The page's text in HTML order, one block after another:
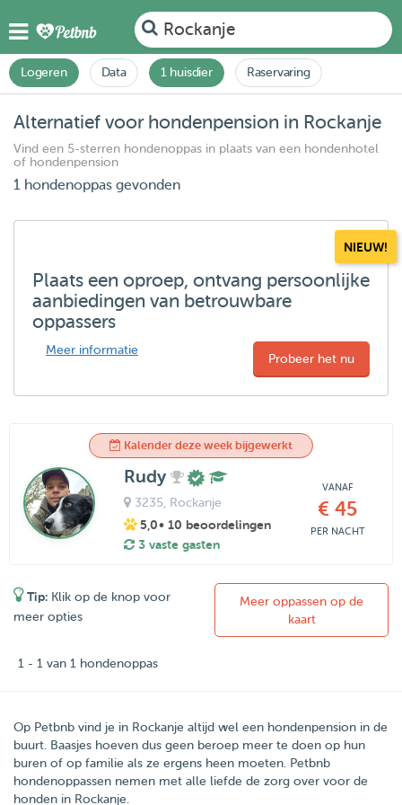
Rockanje
Logeren Data 1 huisdier Raservaring
Alternatief voor hondenpension in Rockanje
Vind een 5-sterren hondenoppas in plaats van een hondenhotel
of hondenpension
1 hondenoppas gevonden
NIEUW!
Plaats een oproep, ontvang persoonlijke
aanbiedingen van betrouwbare
oppassers
Meer informatie
Probeer het nu
Kalender deze week bijgewerkt
Rudy
3235, Rockanje
5,0• 10 beoordelingen
3 vaste gasten
VANAF
€ 45
PER NACHT
Tip: Klik op de knop voor
meer opties
Meer oppassen op de
kaart
1 - 1 van 1 hondenoppas
Op Petbnb vind je in Rockanje altijd wel een hondenpension in de
buurt. Baasjes hoeven dus geen beroep meer te doen op hun
buren of op familie als ze ergens heen moeten. Petbnb
hondenoppassen nemen met alle liefde de zorg over voor de
honden in Rockanje.